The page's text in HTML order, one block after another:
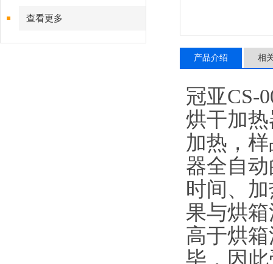
查看更多
产品介绍 相
冠亚CS-
烘干加
加热，
器全自
时间、
果与烘
高于烘
毕，因